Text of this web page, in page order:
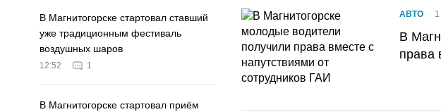
В Магнитогорске стартовал ставший
уже традиционным фестиваль
воздушных шаров
12:52 1
В Магнитогорске стартовал приём
АВТО
В
права